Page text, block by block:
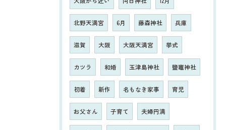
北野天満宮 6月 藤森神社 兵庫
滋賀 大阪 大阪天満宮 挙式
カツラ 和婚 玉津島神社 鹽竈神社
初着 新作 名もなき家事 育児
お父さん 子育て 夫婦円満